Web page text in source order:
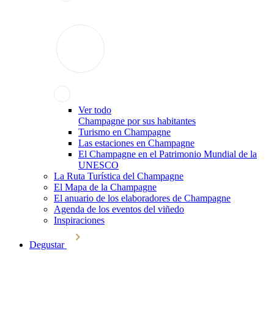
Ver todo
Champagne por sus habitantes
Turismo en Champagne
Las estaciones en Champagne
El Champagne en el Patrimonio Mundial de la
UNESCO
La Ruta Turística del Champagne
El Mapa de la Champagne
El anuario de los elaboradores de Champagne
Agenda de los eventos del viñedo
Inspiraciones
Degustar